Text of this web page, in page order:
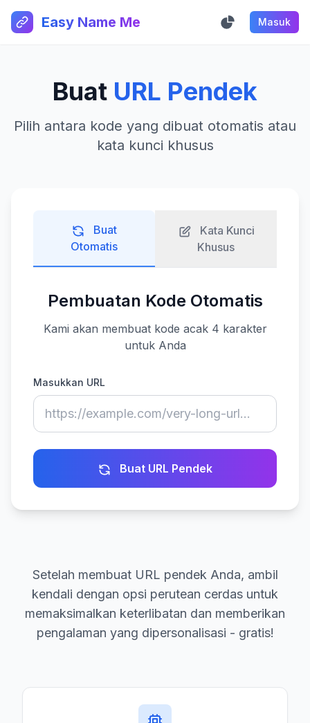
Easy Name Me Masuk
Buat URL Pendek
Pilih antara kode yang dibuat otomatis atau
kata kunci khusus
Otomatis
Khusus
Pembuatan Kode Otomatis
Kami akan membuat kode acak 4 karakter
untuk Anda
Masukkan URL
Buat URL Pendek
Setelah membuat URL pendek Anda, ambil
kendali dengan opsi perutean cerdas untuk
memaksimalkan keterlibatan dan memberikan
pengalaman yang dipersonalisasi - gratis!